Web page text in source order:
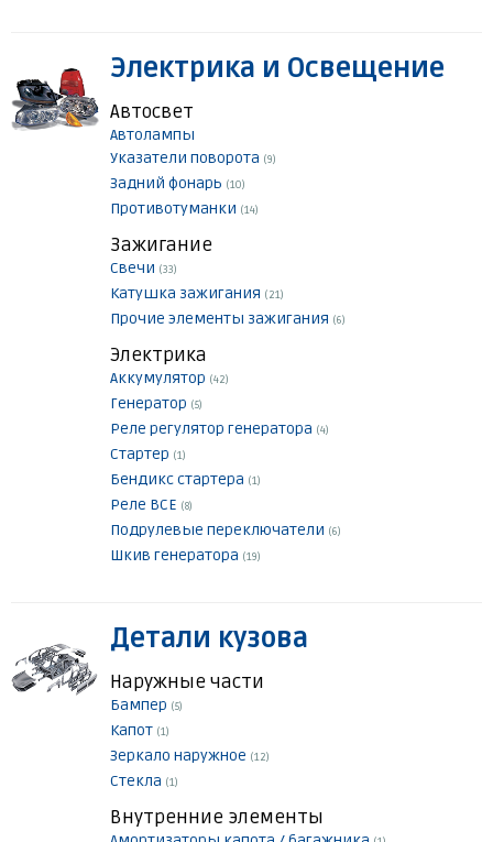
Электрика и Освещение
Автосвет
Автолампы
Указатели поворота (9)
Задний фонарь (10)
Противотуманки (14)
Зажигание
Свечи (33)
Катушка зажигания (21)
Прочие элементы зажигания (6)
Электрика
Аккумулятор (42)
Генератор (5)
Реле регулятор генератора (4)
Стартер (1)
Бендикс стартера (1)
Реле ВСЕ (8)
Подрулевые переключатели (6)
Шкив генератора (19)
Детали кузова
Наружные части
Бампер (5)
Капот (1)
Зеркало наружное (12)
Стекла (1)
Внутренние элементы